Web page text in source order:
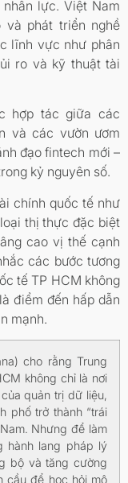
lực. Việt Nam
và phát triển nghề
lĩnh vực như phân
ro và kỹ thuật tài
hợp tác giữa các
và các vườn ươm
đạo fintech mới –
kỷ nguyên số.
chính quốc tế như
thị thực đặc biệt
cao vị thế cạnh
các bước tương
tế TP HCM không
điểm đến hấp dẫn
mạnh.
cho rằng Trung
không chỉ là nơi
quản trị dữ liệu,
phố trở thành “trái
Nhưng để làm
hành lang pháp lý
bộ và tăng cường
cầu để học hỏi mô